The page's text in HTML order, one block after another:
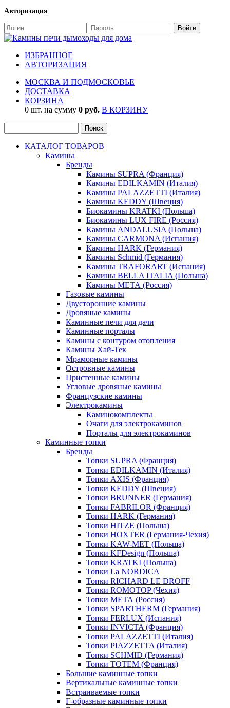
Авторизация
ИЗБРАННОЕ
АВТОРИЗАЦИЯ
МОСКВА И ПОДМОСКОВЬЕ
ДОСТАВКА
КОРЗИНА
0 шт. на сумму 0 руб. В КОРЗИНУ
КАТАЛОГ ТОВАРОВ
Камины
Бренды
Камины SUPRA (Франция)
Камины EDILKAMIN (Италия)
Камины PALAZZETTI (Италия)
Камины KEDDY (Швеция)
Биокамины KRATKI (Польша)
Биокамины LUX FIRE (Россия)
Камины ANDALUSIA (Польша)
Камины CARMONA (Испания)
Камины HARK (Германия)
Камины Schmid (Германия)
Камины TRAFORART (Испания)
Камины BELLA ITALIA (Польша)
Камины МЕТА (Россия)
Газовые камины
Двусторонние камины
Дровяные камины
Каминные печи для дачи
Каминные порталы
Камины с контуром отопления
Камины Хай-Тек
Мраморные камины
Островные камины
Пристенные камины
Угловые дровяные камины
Французские камины
Электрокамины
Каминокомплекты
Очаги для электрокаминов
Порталы для электрокаминов
Каминные топки
Бренды
Топки SUPRA (Франция)
Топки EDILKAMIN (Италия)
Топки AXIS (Франция)
Топки KEDDY (Швеция)
Топки BRUNNER (Германия)
Топки FABRILOR (Франция)
Топки HARK (Германия)
Топки HITZE (Польша)
Топки HOXTER (Германия-Чехия)
Топки KAW-MET (Польша)
Топки KFDesign (Польша)
Топки KRATKI (Польша)
Топки La NORDICA
Топки RICHARD LE DROFF
Топки ROMOTOP (Чехия)
Топки МЕТА (Россия)
Топки SPARTHERM (Германия)
Топки FERLUX (Испания)
Топки INVICTA (Франция)
Топки PALAZZETTI (Италия)
Топки PIAZZETTA (Италия)
Топки SCHMID (Германия)
Топки TOTEM (Франция)
Большие каминные топки
Вертикальные каминные топки
Встраиваемые топки
Г-образные каминные топки